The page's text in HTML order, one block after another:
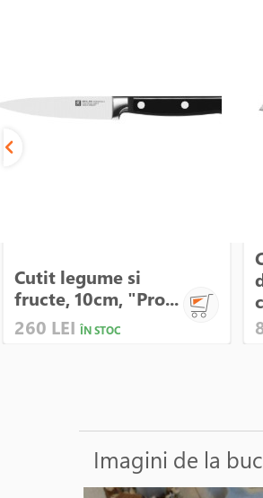
Cutit legume si
fructe, 10cm, "Pro...
260 LEI ÎN STOC
Imagini de la